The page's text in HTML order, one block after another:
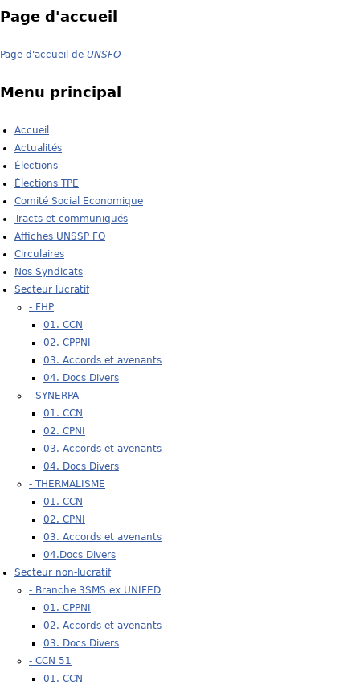
u
s
ê
e
s
i
i
Page d'accueil
Page d'accueil de UNSFO
Menu principal
Accueil
Actualités
Élections
Élections TPE
Comité Social Economique
Tracts et communiqués
Affiches UNSSP FO
Circulaires
Nos Syndicats
Secteur lucratif
- FHP
01. CCN
02. CPPNI
03. Accords et avenants
04. Docs Divers
- SYNERPA
01. CCN
02. CPNI
03. Accords et avenants
04. Docs Divers
- THERMALISME
01. CCN
02. CPNI
03. Accords et avenants
04.Docs Divers
Secteur non-lucratif
- Branche 3SMS ex UNIFED
01. CPPNI
02. Accords et avenants
03. Docs Divers
- CCN 51
01. CCN